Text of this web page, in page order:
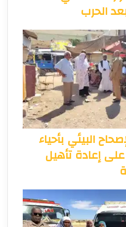
الحرب
البيئي بأحياء
على إعادة تأهيل